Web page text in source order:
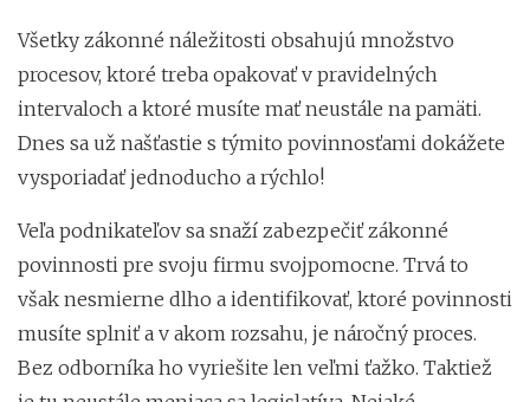
Všetky zákonné náležitosti obsahujú množstvo
procesov, ktoré treba opakovať v pravidelných
intervaloch a ktoré musíte mať neustále na pamäti.
Dnes sa už našťastie s týmito povinnosťami dokážete
vysporiadať jednoducho a rýchlo!
Veľa podnikateľov sa snaží zabezpečiť zákonné
povinnosti pre svoju firmu svojpomocne. Trvá to
však nesmierne dlho a identifikovať, ktoré povinnosti
musíte splniť a v akom rozsahu, je náročný proces.
Bez odborníka ho vyriešite len veľmi ťažko. Taktiež